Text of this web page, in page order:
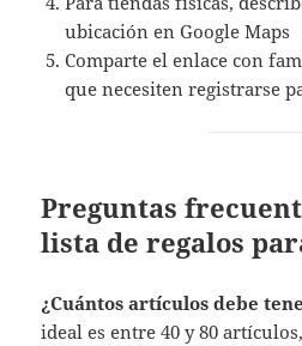
ubicación en Google Maps
Comparte el enlace con
que necesiten registrarse
Preguntas
lista de regalos
¿Cuántos artículos debe
ideal es entre 40 y 80